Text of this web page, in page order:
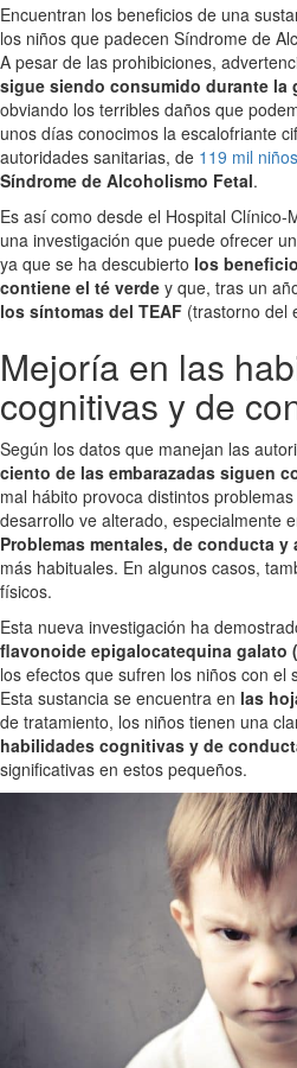
Encuentran los beneficios de una
los niños que padecen Síndrome de
A pesar de las prohibiciones,
sigue siendo consumido durante la
obviando los terribles daños que
unos días conocimos la escalofriante
autoridades sanitarias, de 119 mil
Síndrome de Alcoholismo Fetal.
Es así como desde el Hospital Clínico-
una investigación que puede ofrecer
ya que se ha descubierto los
contiene el té verde y que, tras un
los síntomas del TEAF (trastorno del
Mejoría en las
cognitivas y de
Según los datos que manejan las
ciento de las embarazadas siguen
mal hábito provoca distintos
desarrollo ve alterado, especialmente
Problemas mentales, de conducta y
más habituales. En algunos casos,
físicos.
Esta nueva investigación ha
flavonoide epigalocatequina galato
los efectos que sufren los niños con el
Esta sustancia se encuentra en las
de tratamiento, los niños tienen una
habilidades cognitivas y de
significativas en estos pequeños.